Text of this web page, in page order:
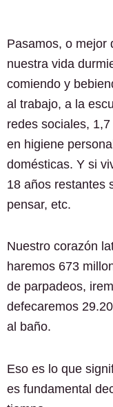
Pasamos, o mejor
nuestra vida
comiendo y
al trabajo, a la
redes sociales,
en higiene
domésticas. Y si
18 años restantes
pensar, etc.
Nuestro corazón
haremos 673
de parpadeos,
defecaremos
al baño.
Eso es lo que
es fundamental